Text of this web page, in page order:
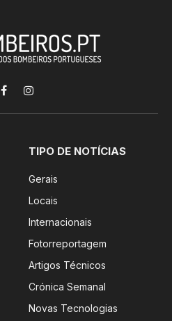
FacebookInstagram
TIPO DE NOTÍCIAS
Gerais
Locais
Internacionais
Fotorreportagem
Artigos Técnicos
Crónica Semanal
Novas Tecnologias